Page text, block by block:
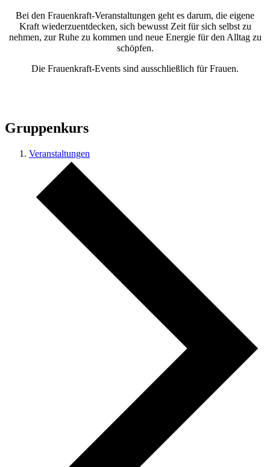
Bei den Frauenkraft-Veranstaltungen geht es darum, die eigene
Kraft wiederzuentdecken, sich bewusst Zeit für sich selbst zu
nehmen, zur Ruhe zu kommen und neue Energie für den Alltag zu
schöpfen.
Die Frauenkraft-Events sind ausschließlich für Frauen.
Gruppenkurs
Veranstaltungen